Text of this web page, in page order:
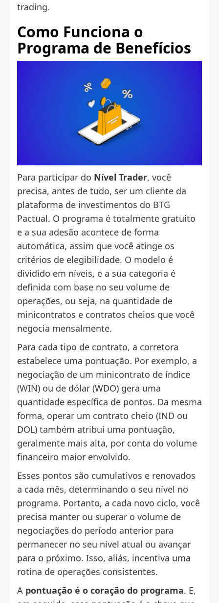
trading.
Como Funciona o
Programa de Benefícios
Para participar do Nível Trader, você
precisa, antes de tudo, ser um cliente da
plataforma de investimentos do BTG
Pactual. O programa é totalmente gratuito
e a sua adesão acontece de forma
automática, assim que você atinge os
critérios de elegibilidade. O modelo é
dividido em níveis, e a sua categoria é
definida com base no seu volume de
operações, ou seja, na quantidade de
minicontratos e contratos cheios que você
negocia mensalmente.
Para cada tipo de contrato, a corretora
estabelece uma pontuação. Por exemplo, a
negociação de um minicontrato de índice
(WIN) ou de dólar (WDO) gera uma
quantidade específica de pontos. Da mesma
forma, operar um contrato cheio (IND ou
DOL) também atribui uma pontuação,
geralmente mais alta, por conta do volume
financeiro maior envolvido.
Esses pontos são cumulativos e renovados
a cada mês, determinando o seu nível no
programa. Portanto, a cada novo ciclo, você
precisa manter ou superar o volume de
negociações do período anterior para
permanecer no seu nível atual ou avançar
para o próximo. Isso, aliás, incentiva uma
rotina de operações consistentes.
A pontuação é o coração do programa. E,